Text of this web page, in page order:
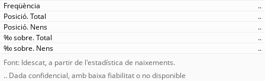
..
..
..
..
..
Font: Idescat, a partir de l'estadística de naixements.
.. Dada confidencial, amb baixa fiabilitat o no disponible